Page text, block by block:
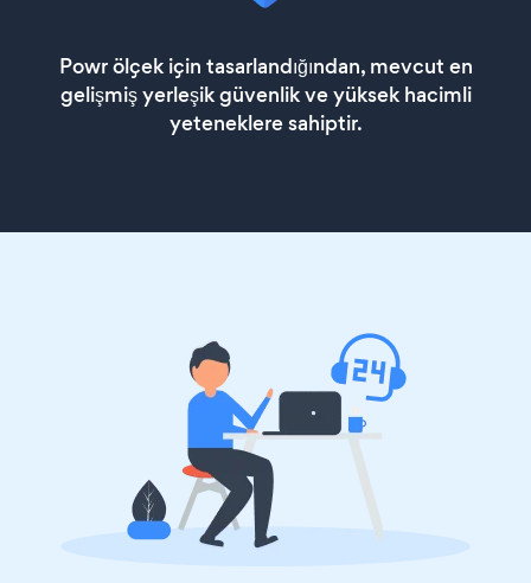
Powr ölçek için tasarlandığından, mevcut en
gelişmiş yerleşik güvenlik ve yüksek hacimli
yeteneklere sahiptir.